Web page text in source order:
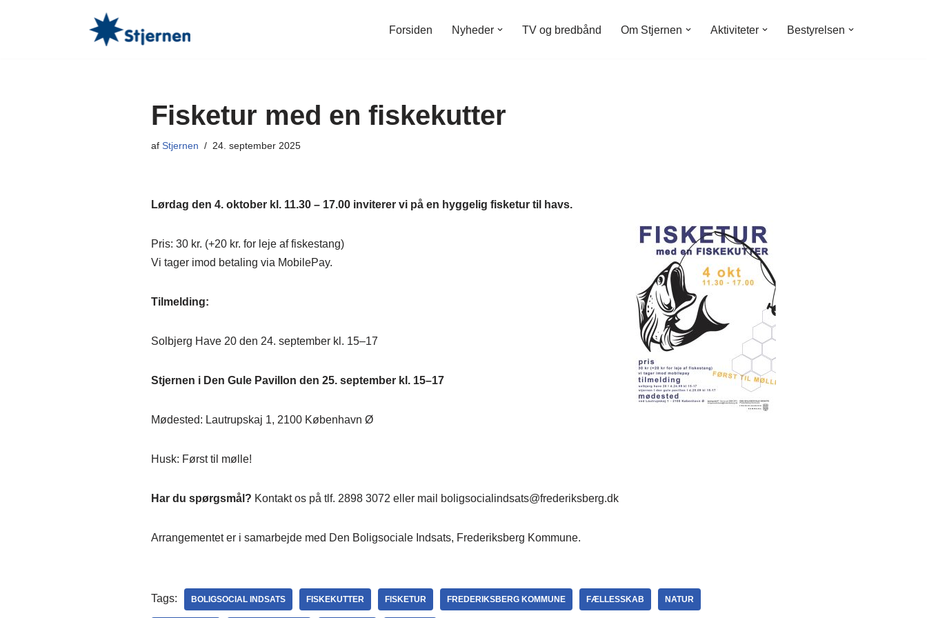
Forsiden Nyheder TV og bredbånd Om Stjernen Aktiviteter Bestyrelsen
Fisketur med en fiskekutter
af Stjernen 24. september 2025
Lørdag den 4. oktober kl. 11.30 – 17.00 inviterer vi på en hyggelig fisketur til havs.
Pris: 30 kr. (+20 kr. for leje af fiskestang)
Vi tager imod betaling via MobilePay.
Tilmelding:
Solbjerg Have 20 den 24. september kl. 15–17
Stjernen i Den Gule Pavillon den 25. september kl. 15–17
Mødested: Lautrupskaj 1, 2100 København Ø
Husk: Først til mølle!
Har du spørgsmål? Kontakt os på tlf. 2898 3072 eller mail boligsocialindsats@frederiksberg.dk
Arrangementet er i samarbejde med Den Boligsociale Indsats, Frederiksberg Kommune.
Tags: BOLIGSOCIAL INDSATS FISKEKUTTER FISKETUR FREDERIKSBERG KOMMUNE FÆLLESSKAB NATUR